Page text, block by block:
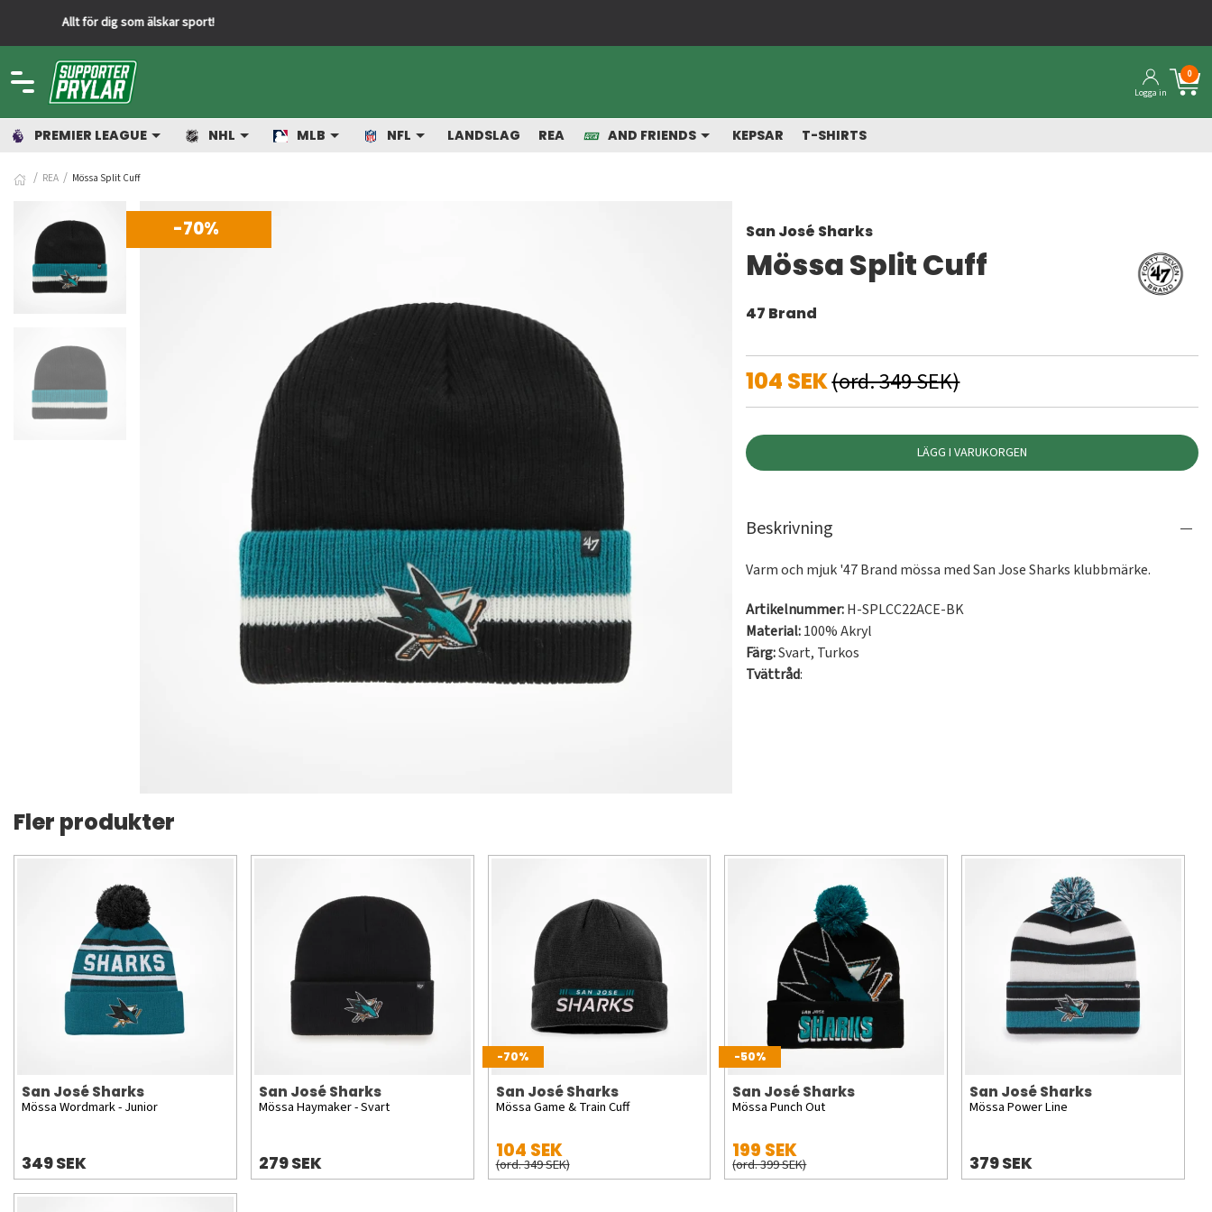
Logga in
0
PREMIER LEAGUE NHL MLB NFL LANDSLAG REA AND FRIENDS KEPSAR T-SHIRTS
REA Mössa Split Cuff
-70% San José Sharks
Mössa Split Cuff
47 Brand
104 SEK(ord. 349 SEK)
LÄGG I VARUKORGEN
Beskrivning
Varm och mjuk '47 Brand mössa med San Jose Sharks klubbmärke.
Artikelnummer:H-SPLCC22ACE-BK
Material:100% Akryl
Färg:Svart, Turkos
Tvättråd:
Fler produkter
San José Sharks
Mössa Wordmark - Junior
349 SEK
San José Sharks
Mössa Haymaker - Svart
279 SEK
-70%
San José Sharks
Mössa Game & Train Cuff
104 SEK
(ord. 349 SEK)
-50%
San José Sharks
Mössa Punch Out
199 SEK
(ord. 399 SEK)
San José Sharks
Mössa Power Line
379 SEK